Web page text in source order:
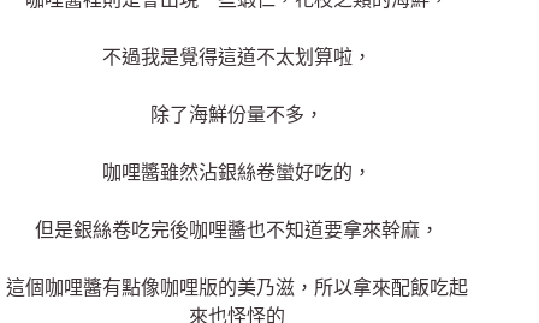
不過我是覺得這道不太划算啦，
除了海鮮份量不多，
咖哩醬雖然沾銀絲卷蠻好吃的，
但是銀絲卷吃完後咖哩醬也不知道要拿來幹麻，
這個咖哩醬有點像咖哩版的美乃滋，所以拿來配飯吃起
來也怪怪的